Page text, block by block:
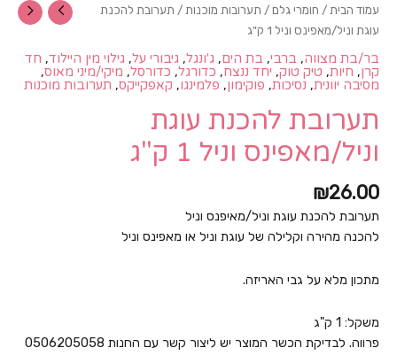
עמוד הבית / חומרי גלם/ תערובות מוכנות / תערובת להכנת
עוגת וניל/מאפינס וניל 1 ק"ג
בר/בת מצווה, ברבי, בת הים, ג'ונגל, גיבורי על, גילוי מין היילוד, חד
קרן, חיות, טיק טוק, יחד ננצח, כדורגל, כדורסל, מיקי/מיני מאוס,
מסיבה יוונית, נסיכות, פוקימון, פלמינגו, קאפקייקס, תערובות מוכנות
תערובת להכנת עוגת
וניל/מאפינס וניל 1 ק"ג
₪26.00
תערובת להכנת עוגת וניל/מאיפנס וניל
להכנה מהירה וקלילה של עוגת וניל או מאפינס וניל
מתכון מלא על גבי האריזה.
משקל: 1 ק"ג
פרווה. לבדיקת הכשר המוצר יש ליצור קשר עם החנות 0506205058